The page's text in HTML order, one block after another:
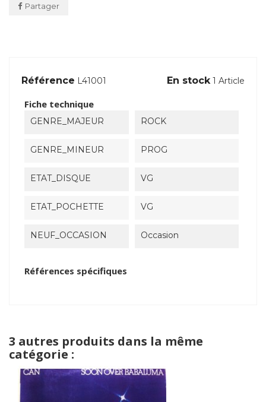
Partager
Référence L41001 En stock 1 Article
Fiche technique
GENRE_MAJEUR ROCK
GENRE_MINEUR PROG
ETAT_DISQUE VG
ETAT_POCHETTE VG
NEUF_OCCASION Occasion
Références spécifiques
3 autres produits dans la même
catégorie :